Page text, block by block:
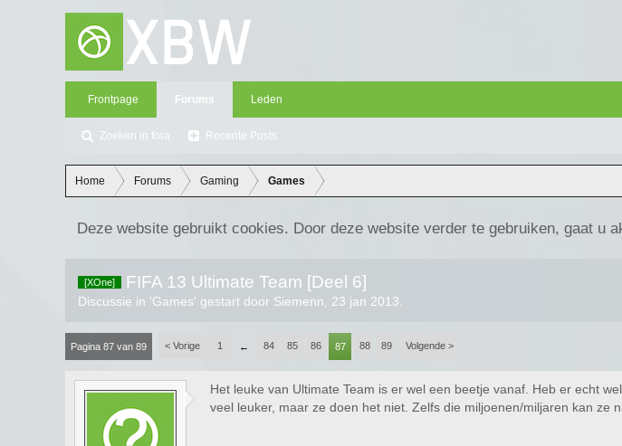
Frontpage Forums
Zoeken in fora Recente Posts
Leden
Home Forums Gaming Games
Deze website gebruikt cookies. Door deze website verder te gebruiken, gaat u
[XOne] FIFA 13 Ultimate Team [Deel 6]
Discussie in 'Games' gestart door Siemenn 23 jan 2013
Pagina 87 van 89 < Vorige 1 ← 84 85 86 87 88 89 Volgende >
Het leuke van Ultimate Team is er wel een beetje vanaf. Heb er echt
veel leuker, maar ze doen het niet. Zelfs die miljoenen/miljaren kan ze